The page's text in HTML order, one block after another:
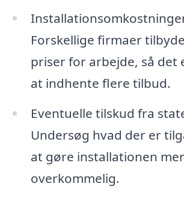
Forskellige firmaer
priser for arbejde, så det
at indhente flere tilbud.
Eventuelle tilskud fra
Undersøg hvad der er
at gøre installationen
overkommelig.